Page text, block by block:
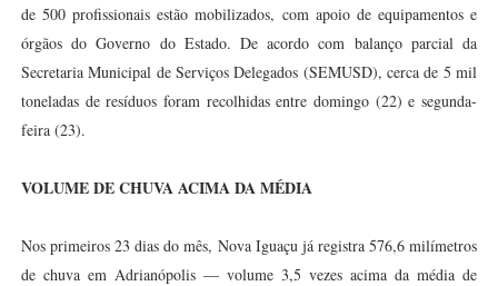
de 500 profissionais estão mobilizados, com apoio de equipamentos e
órgãos do Governo do Estado. De acordo com balanço parcial da
Secretaria Municipal de Serviços Delegados (SEMUSD), cerca de 5 mil
toneladas de resíduos foram recolhidas entre domingo (22) e segunda-
feira (23).
VOLUME DE CHUVA ACIMA DA MÉDIA
Nos primeiros 23 dias do mês, Nova Iguaçu já registra 576,6 milímetros
de chuva em Adrianópolis — volume 3,5 vezes acima da média de